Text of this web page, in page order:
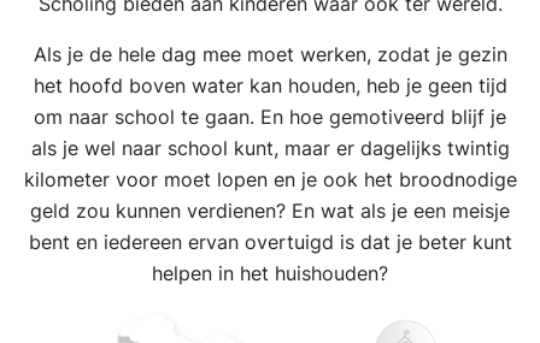
Als je de hele dag mee moet werken, zodat je gezin
het hoofd boven water kan houden, heb je geen tijd
om naar school te gaan. En hoe gemotiveerd blijf je
als je wel naar school kunt, maar er dagelijks twintig
kilometer voor moet lopen en je ook het broodnodige
geld zou kunnen verdienen? En wat als je een meisje
bent en iedereen ervan overtuigd is dat je beter kunt
helpen in het huishouden?